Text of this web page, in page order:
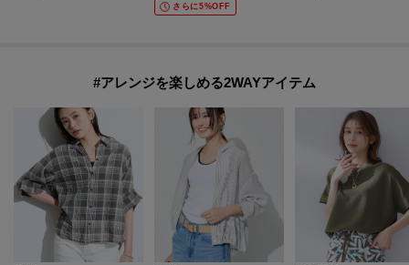
さらに5%OFF
#アレンジを楽しめる2WAYアイテム